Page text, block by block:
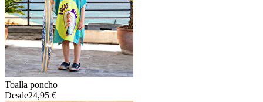
Toalla poncho
Desde24,95 €